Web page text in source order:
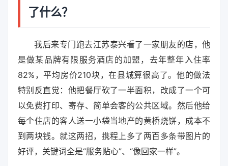
了什么？
我后来专门跑去江苏泰兴看了一家朋友的店，他
是做某品牌有限服务酒店的加盟，去年整年入住率
82%，平均房价210块，在县城算很高了。他的做法
特别反直觉：他把餐厅砍了一半面积，改成了一个可
以免费打印、寄存、简单会客的公共区域。然后他给
每个住店的客人送一小袋当地产的黄桥烧饼，成本不
到两块钱。就这两招，携程上多了两百多条带图片的
好评，关键词全是“服务贴心”、“像回家一样”。